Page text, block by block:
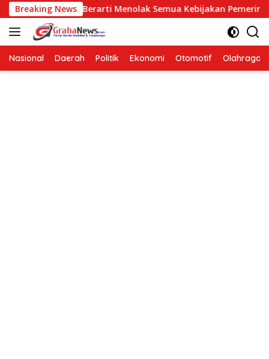
Langsung
ke
konten
Breaking News
Bukan Berarti Menolak Semua Kebijakan Pemerintah
Nasional Daerah Politik Ekonomi Otomotif Olahraga